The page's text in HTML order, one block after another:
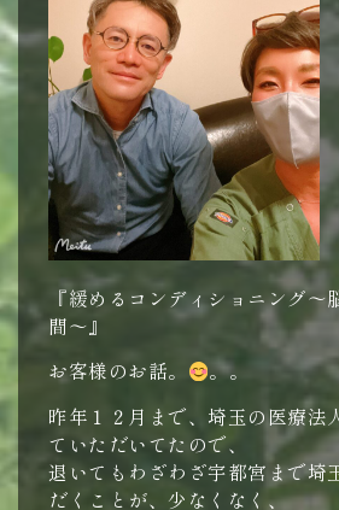
『緩めるコンディショニング〜
間〜』
お客様のお話。
。。
昨年１２月まで、埼玉の医療法
ていただいてたので、
退いてもわざわざ宇都宮まで埼
だくことが、少なくなく、